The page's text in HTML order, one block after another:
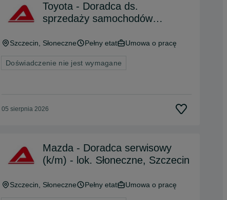
Toyota - Doradca ds.
sprzedaży samochodów
Szczecin, Słoneczne Pełny etat Umowa o pracę
Doświadczenie nie jest wymagane
05 sierpnia 2026
Mazda - Doradca serwisowy
(k/m) - lok. Słoneczne, Szczecin
Szczecin, Słoneczne Pełny etat Umowa o pracę